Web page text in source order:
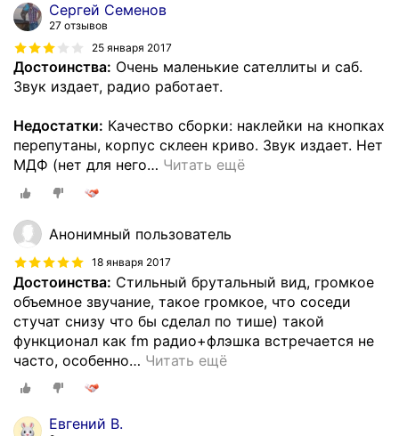
Сергей Семенов
27 отзывов
25 января 2017
Достоинства: Очень маленькие сателлиты и саб.
Звук издает, радио работает.
Недостатки: Качество сборки: наклейки на кнопках
перепутаны, корпус склеен криво. Звук издает. Нет
МДФ (нет для него… Читать ещё
Анонимный пользователь
18 января 2017
Достоинства: Стильный брутальный вид, громкое
объемное звучание, такое громкое, что соседи
стучат снизу что бы сделал по тише) такой
функционал как fm радио+флэшка встречается не
часто, особенно… Читать ещё
Евгений В.